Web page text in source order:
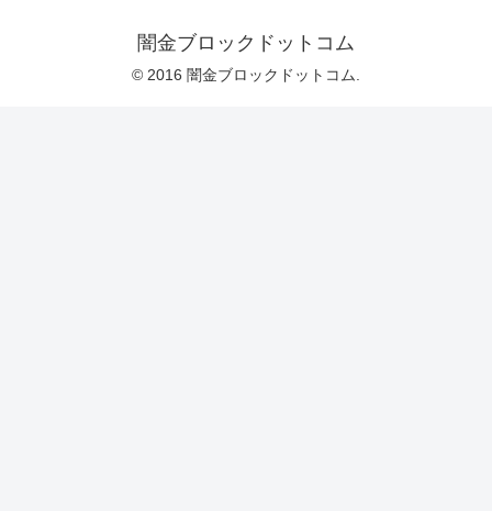
闇金ブロックドットコム
© 2016 闇金ブロックドットコム.